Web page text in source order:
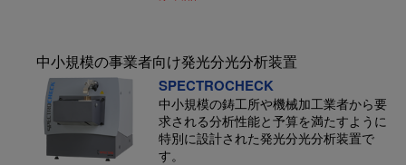
中小規模の事業者向け発光分光分析装置
SPECTROCHECK
中小規模の鋳工所や機械加工業者から要
求される分析性能と予算を満たすように
特別に設計された発光分光分析装置で
す。